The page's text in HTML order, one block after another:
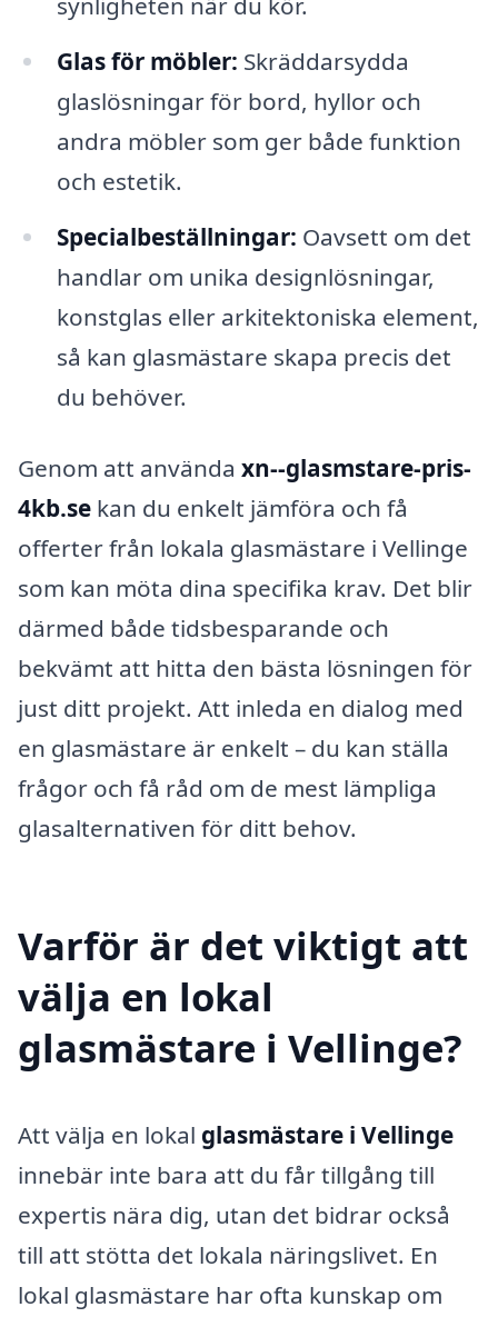
Glas för möbler: Skräddarsydda
glaslösningar för bord, hyllor och
andra möbler som ger både funktion
och estetik.
Specialbeställningar: Oavsett om det
handlar om unika designlösningar,
konstglas eller arkitektoniska element,
så kan glasmästare skapa precis det
du behöver.
Genom att använda xn--glasmstare-pris-
4kb.se kan du enkelt jämföra och få
offerter från lokala glasmästare i Vellinge
som kan möta dina specifika krav. Det blir
därmed både tidsbesparande och
bekvämt att hitta den bästa lösningen för
just ditt projekt. Att inleda en dialog med
en glasmästare är enkelt – du kan ställa
frågor och få råd om de mest lämpliga
glasalternativen för ditt behov.
Varför är det viktigt att
välja en lokal
glasmästare i Vellinge?
Att välja en lokal glasmästare i Vellinge
innebär inte bara att du får tillgång till
expertis nära dig, utan det bidrar också
till att stötta det lokala näringslivet. En
lokal glasmästare har ofta kunskap om